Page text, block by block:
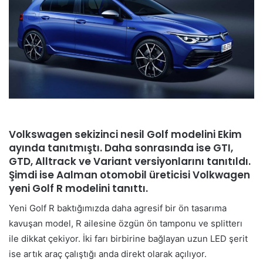
Volkswagen sekizinci nesil Golf modelini Ekim
ayında tanıtmıştı. Daha sonrasında ise GTI,
GTD, Alltrack ve Variant versiyonlarını tanıtıldı.
Şimdi ise Aalman otomobil üreticisi Volkwagen
yeni Golf R modelini tanıttı.
Yeni Golf R baktığımızda daha agresif bir ön tasarıma
kavuşan model, R ailesine özgün ön tamponu ve splitterı
ile dikkat çekiyor. İki farı birbirine bağlayan uzun LED şerit
ise artık araç çalıştığı anda direkt olarak açılıyor.